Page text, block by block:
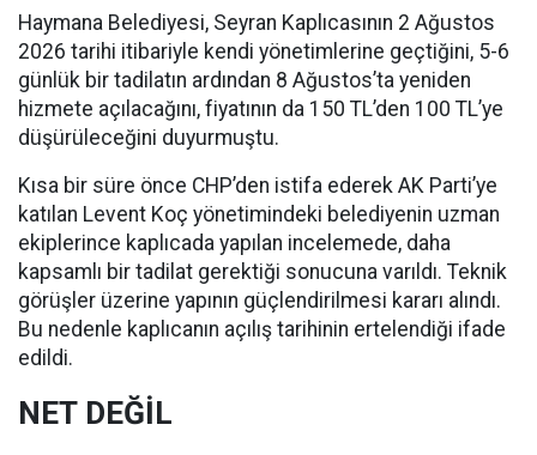
Haymana Belediyesi, Seyran Kaplıcasının 2 Ağustos
2026 tarihi itibariyle kendi yönetimlerine geçtiğini, 5-6
günlük bir tadilatın ardından 8 Ağustos’ta yeniden
hizmete açılacağını, fiyatının da 150 TL’den 100 TL’ye
düşürüleceğini duyurmuştu.
Kısa bir süre önce CHP’den istifa ederek AK Parti’ye
katılan Levent Koç yönetimindeki belediyenin uzman
ekiplerince kaplıcada yapılan incelemede, daha
kapsamlı bir tadilat gerektiği sonucuna varıldı. Teknik
görüşler üzerine yapının güçlendirilmesi kararı alındı.
Bu nedenle kaplıcanın açılış tarihinin ertelendiği ifade
edildi.
NET DEĞİL